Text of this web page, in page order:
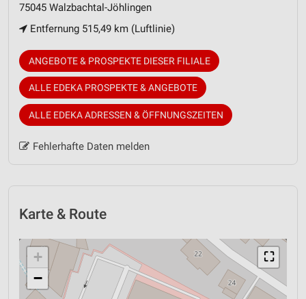
75045 Walzbachtal-Jöhlingen
Entfernung 515,49 km (Luftlinie)
ANGEBOTE & PROSPEKTE DIESER FILIALE
ALLE EDEKA PROSPEKTE & ANGEBOTE
ALLE EDEKA ADRESSEN & ÖFFNUNGSZEITEN
Fehlerhafte Daten melden
Karte & Route
⛶
+
−